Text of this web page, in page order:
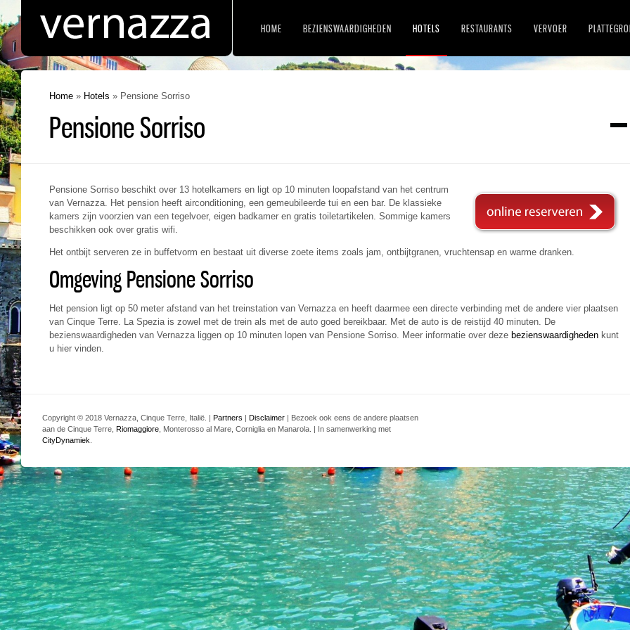
HOME BEZIENSWAARDIGHEDEN HOTELS RESTAURANTS VERVOER
Home » Hotels » Pensione Sorriso
Pensione Sorriso
Pensione Sorriso beschikt over 13 hotelkamers en ligt op 10 minuten loopafstand van het centrum
van Vernazza. Het pension heeft airconditioning, een gemeubileerde tui en een bar. De klassieke
kamers zijn voorzien van een tegelvoer, eigen badkamer en gratis toiletartikelen. Sommige kamers
beschikken ook over gratis wifi.
Het ontbijt serveren ze in buffetvorm en bestaat uit diverse zoete items zoals jam, ontbijtgranen, vruchtensap en warme dranken.
Omgeving Pensione Sorriso
Het pension ligt op 50 meter afstand van het treinstation van Vernazza en heeft daarmee een directe verbinding met de andere vier plaatsen
van Cinque Terre. La Spezia is zowel met de trein als met de auto goed bereikbaar. Met de auto is de reistijd 40 minuten. De
bezienswaardigheden van Vernazza liggen op 10 minuten lopen van Pensione Sorriso. Meer informatie over deze bezienswaardigheden kunt
u hier vinden.
Copyright © 2018 Vernazza, Cinque Terre, Italië. | Partners | Disclaimer | Bezoek ook eens de andere plaatsen
aan de Cinque Terre, Riomaggiore , Monterosso al Mare, Corniglia en Manarola. | In samenwerking met
CityDynamiek